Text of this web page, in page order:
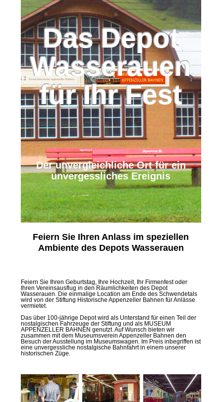
Das Depot
Wasserauen
für Ihr Fest
Der unvergleichliche Ort für ein
unvergessliches Ereignis
Feiern Sie Ihren Anlass im speziellen
Ambiente des Depots Wasserauen
Feiern Sie Ihren Geburtstag, Ihre Hochzeit, Ihr Firmenfest oder
Ihren Vereinsausflug in den Räumlichkeiten des Depot
Wasserauen. Die einmalige Location am Ende des Schwendetals
wird von der Stiftung Historische Appenzeller Bahnen für Anlässe
vermietet.
Das über 100-jährige Depot wird als Unterstand für einen Teil der
nostalgischen Fahrzeuge der Stiftung und als MUSEUM
APPENZELLER BAHNEN genutzt. Auf Wunsch bieten wir
zusammen mit dem Museumsverein Appenzeller Bahnen den
Besuch der Ausstellung im Museumswagen. Im Preis inbegriffen ist
eine unvergessliche nostalgische Bahnfahrt in einem unserer
historischen Züge.